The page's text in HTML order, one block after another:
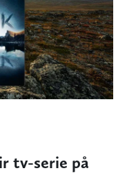
tv-serie på